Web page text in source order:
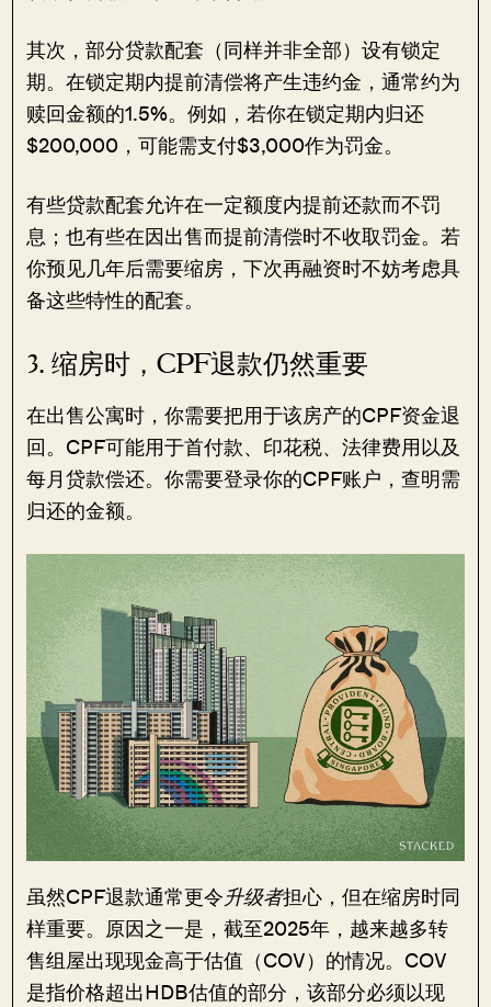
其次，部分贷款配套（同样并非全部）设有锁定
期。在锁定期内提前清偿将产生违约金，通常约为
赎回金额的1.5%。例如，若你在锁定期内归还
$200,000，可能需支付$3,000作为罚金。
有些贷款配套允许在一定额度内提前还款而不罚
息；也有些在因出售而提前清偿时不收取罚金。若
你预见几年后需要缩房，下次再融资时不妨考虑具
备这些特性的配套。
3. 缩房时，CPF退款仍然重要
在出售公寓时，你需要把用于该房产的CPF资金退
回。CPF可能用于首付款、印花税、法律费用以及
每月贷款偿还。你需要登录你的CPF账户，查明需
归还的金额。
虽然CPF退款通常更令升级者担心，但在缩房时同
样重要。原因之一是，截至2025年，越来越多转
售组屋出现现金高于估值（COV）的情况。COV
是指价格超出HDB估值的部分，该部分必须以现